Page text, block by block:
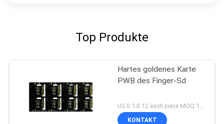
Top Produkte
Hartes goldenes Karte
PWB des Finger-Sd
US 0.1-0.12 each piece MOQ:1000pieces
KONTAKT